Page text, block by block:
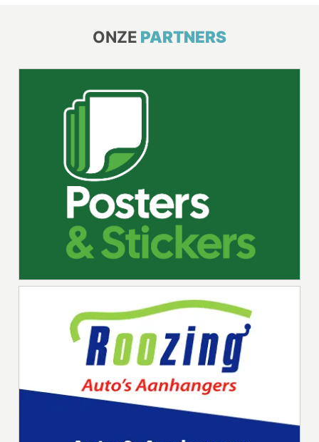
ONZE PARTNERS